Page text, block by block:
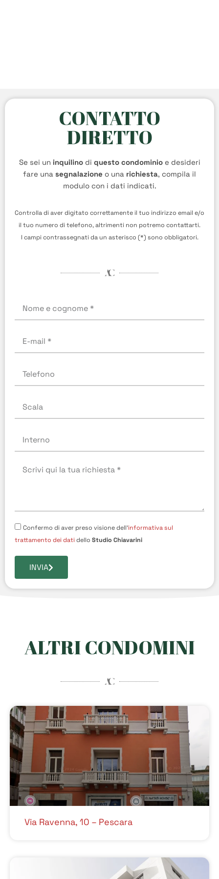
CONTATTO
DIRETTO
Se sei un inquilinodi questo condominioe desideri
fare una segnalazione o una richiesta, compila il
modulo con i dati indicati.
Controlla di aver digitato correttamente il tuo indirizzo email e/o
il tuo numero di telefono, altrimenti non potremo contattarti.
I campi contrassegnati da un asterisco (*) sono obbligatori.
Confermo di aver preso visione dell'informativa sul
trattamento dei datidello Studio Chiavarini
INVIA
ALTRI CONDOMINI
Via Ravenna, 10 – Pescara